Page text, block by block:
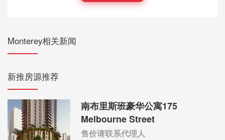
Monterey相关新闻
新推房源推荐
南布里斯班豪华公寓175
Melbourne Street
售价请联系代理人